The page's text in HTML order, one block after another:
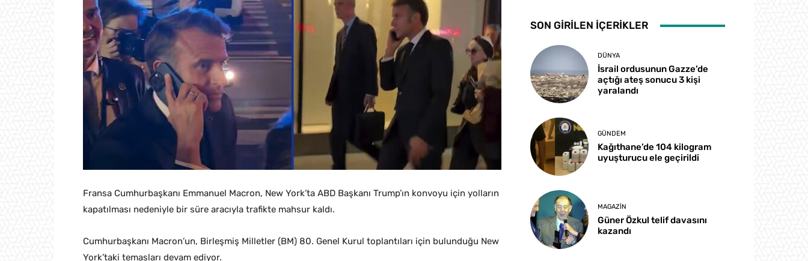
Fransa Cumhurbaşkanı Emmanuel Macron, New York’ta ABD Başkanı Trump’ın konvoyu için yolların
kapatılması nedeniyle bir süre aracıyla trafikte mahsur kaldı.
Cumhurbaşkanı Macron’un, Birleşmiş Milletler (BM) 80. Genel Kurul toplantıları için bulunduğu New
York’taki temasları devam ediyor.
SON GİRİLEN İÇERİKLER
DÜNYA
İsrail ordusunun Gazze’de
açtığı ateş sonucu 3 kişi
yaralandı
GÜNDEM
Kağıthane’de 104 kilogram
uyuşturucu ele geçirildi
MAGAZIN
Güner Özkul telif davasını
kazandı